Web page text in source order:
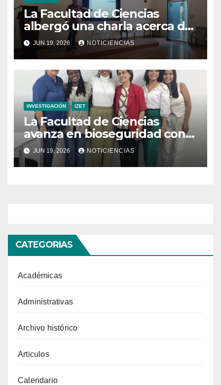
La Facultad de Ciencias
albergó una charla acerca de
la transformación hacia la
refrigeración sostenible
JUN 19, 2026 NOTICIENCIAS
INVESTIGACIÓN IZET
La Facultad de Ciencias
avanza en bioseguridad con
la validación del nuevo
Manual para Laboratorios de
Microbiología Ambiental
JUN 19, 2026 NOTICIENCIAS
CATEGORIAS
Académicas
Administrativas
Archivo histórico
Articulos
Calendario